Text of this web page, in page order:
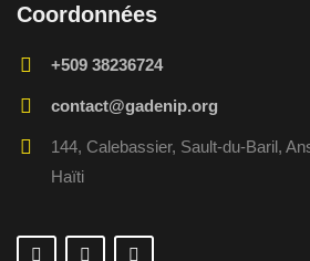
Coordonnées
+509 38236724
contact@gadenip.org
144, Calebassier, Sault-du-Baril,
Haïti